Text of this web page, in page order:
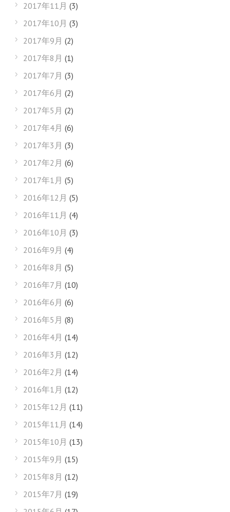
2017年11月 (3)
2017年10月 (3)
2017年9月 (2)
2017年8月 (1)
2017年7月 (3)
2017年6月 (2)
2017年5月 (2)
2017年4月 (6)
2017年3月 (3)
2017年2月 (6)
2017年1月 (5)
2016年12月 (5)
2016年11月 (4)
2016年10月 (3)
2016年9月 (4)
2016年8月 (5)
2016年7月 (10)
2016年6月 (6)
2016年5月 (8)
2016年4月 (14)
2016年3月 (12)
2016年2月 (14)
2016年1月 (12)
2015年12月 (11)
2015年11月 (14)
2015年10月 (13)
2015年9月 (15)
2015年8月 (12)
2015年7月 (19)